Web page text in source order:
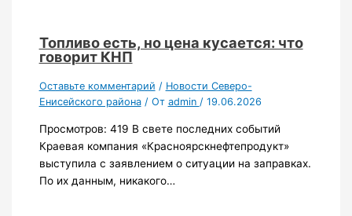
Топливо есть, но цена кусается: что
говорит КНП
Оставьте комментарий / Новости Северо-
Енисейского района/ От admin / 19.06.2026
Просмотров: 419 В свете последних событий
Краевая компания «Красноярскнефтепродукт»
выступила с заявлением о ситуации на заправках.
По их данным, никакого…